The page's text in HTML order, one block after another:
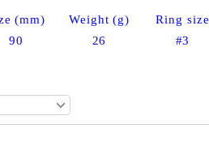
(mm) Weight (g) Ring size
90 26 #3